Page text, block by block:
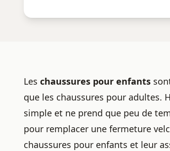
Les chaussures pour enfants
que les chaussures pour adultes.
simple et ne prend que peu de
pour remplacer une fermeture
chaussures pour enfants et leur